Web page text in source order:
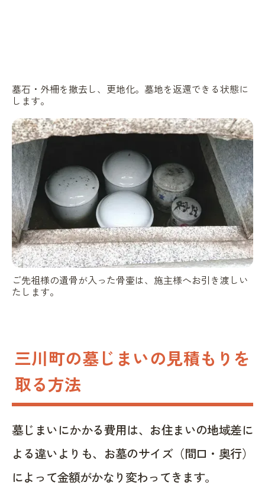
墓石・外柵を撤去し、更地化。墓地を返還できる状態に
します。
ご先祖様の遺骨が入った骨壷は、施主様へお引き渡しい
たします。
三川町の墓じまいの見積もりを
取る方法
墓じまいにかかる費用は、お住まいの地域差に
よる違いよりも、お墓のサイズ（間口・奥行）
によって金額がかなり変わってきます。